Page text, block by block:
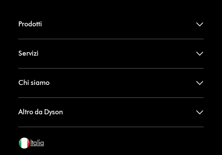
Prodotti
Servizi
Chi siamo
Altro da Dyson
Italia